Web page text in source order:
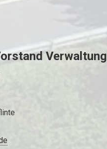
Verwaltung